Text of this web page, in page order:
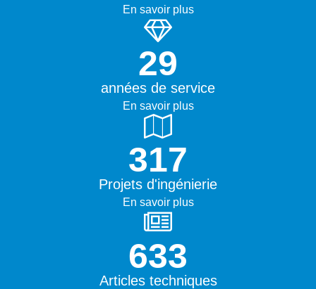
En savoir plus
45+
années de service
En savoir plus
500+
Projets d'ingénierie
En savoir plus
1000+
Articles techniques